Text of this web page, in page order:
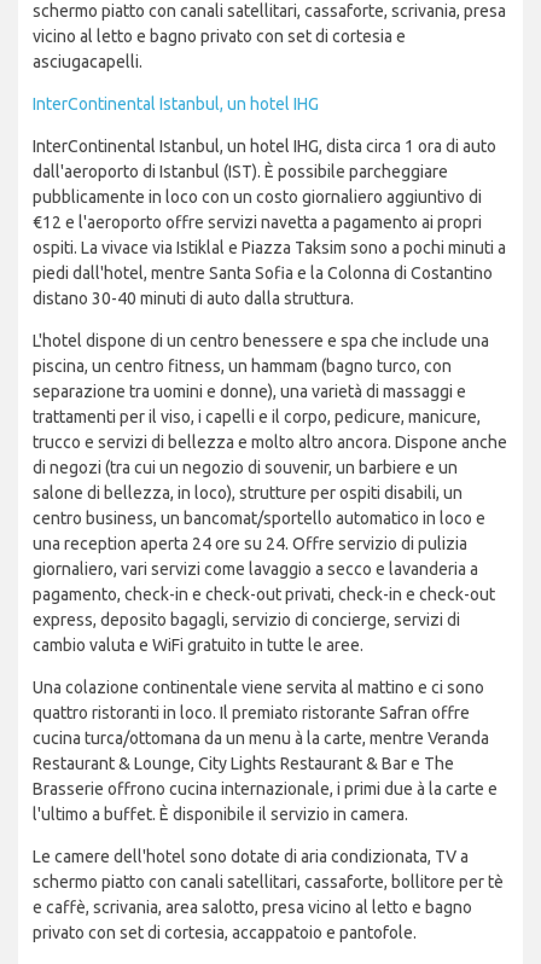
schermo piatto con canali satellitari, cassaforte, scrivania, presa
vicino al letto e bagno privato con set di cortesia e
asciugacapelli.
InterContinental Istanbul, un hotel IHG
InterContinental Istanbul, un hotel IHG, dista circa 1 ora di auto
dall'aeroporto di Istanbul (IST). È possibile parcheggiare
pubblicamente in loco con un costo giornaliero aggiuntivo di
€12 e l'aeroporto offre servizi navetta a pagamento ai propri
ospiti. La vivace via Istiklal e Piazza Taksim sono a pochi minuti a
piedi dall'hotel, mentre Santa Sofia e la Colonna di Costantino
distano 30-40 minuti di auto dalla struttura.
L'hotel dispone di un centro benessere e spa che include una
piscina, un centro fitness, un hammam (bagno turco, con
separazione tra uomini e donne), una varietà di massaggi e
trattamenti per il viso, i capelli e il corpo, pedicure, manicure,
trucco e servizi di bellezza e molto altro ancora. Dispone anche
di negozi (tra cui un negozio di souvenir, un barbiere e un
salone di bellezza, in loco), strutture per ospiti disabili, un
centro business, un bancomat/sportello automatico in loco e
una reception aperta 24 ore su 24. Offre servizio di pulizia
giornaliero, vari servizi come lavaggio a secco e lavanderia a
pagamento, check-in e check-out privati, check-in e check-out
express, deposito bagagli, servizio di concierge, servizi di
cambio valuta e WiFi gratuito in tutte le aree.
Una colazione continentale viene servita al mattino e ci sono
quattro ristoranti in loco. Il premiato ristorante Safran offre
cucina turca/ottomana da un menu à la carte, mentre Veranda
Restaurant & Lounge, City Lights Restaurant & Bar e The
Brasserie offrono cucina internazionale, i primi due à la carte e
l'ultimo a buffet. È disponibile il servizio in camera.
Le camere dell'hotel sono dotate di aria condizionata, TV a
schermo piatto con canali satellitari, cassaforte, bollitore per tè
e caffè, scrivania, area salotto, presa vicino al letto e bagno
privato con set di cortesia, accappatoio e pantofole.